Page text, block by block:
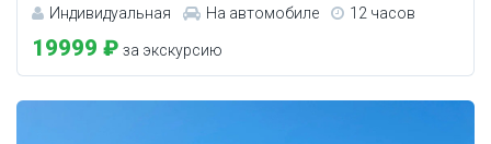
Индивидуальная На автомобиле 12 часов
19999 ₽ за экскурсию